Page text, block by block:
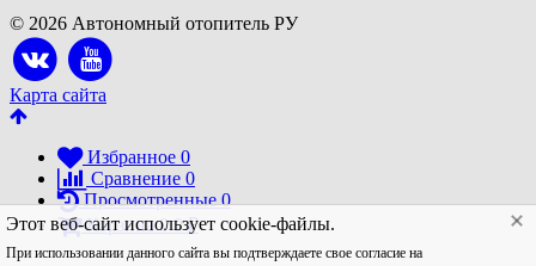
Этот веб-сайт использует cookie-файлы.
При использовании данного сайта вы подтверждаете свое согласие на
© 2026 Автономный отопитель РУ
Карта сайта
Избранное 0
Сравнение 0
Просмотренные 0
Корзина 0 0₽